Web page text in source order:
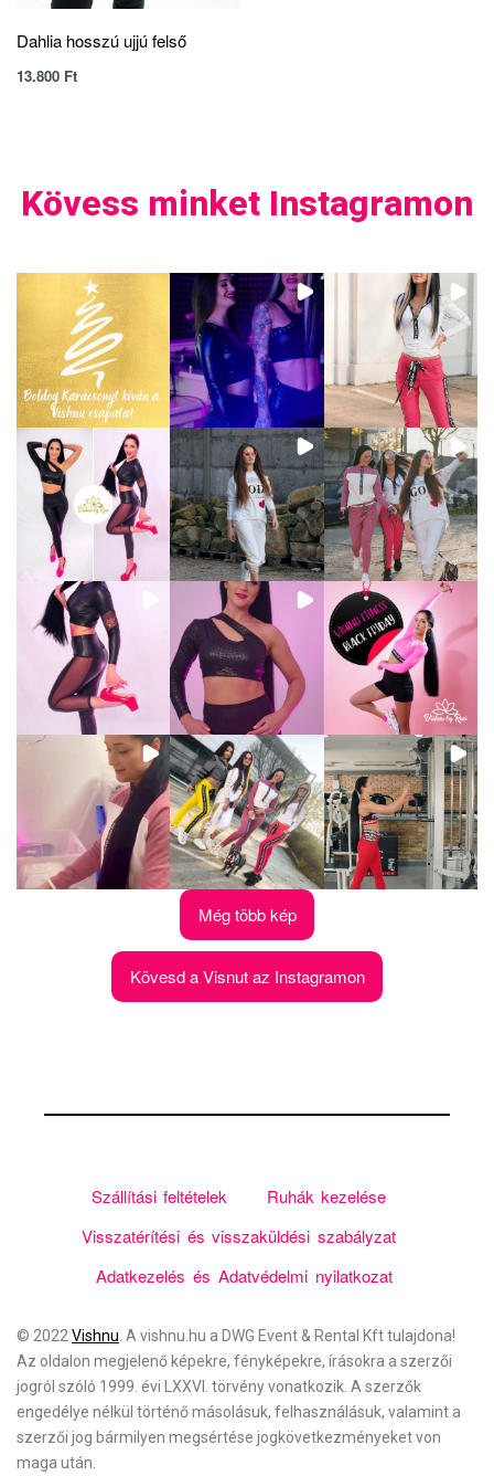
Dahlia hosszú ujjú felső
13.800 Ft
Kövess minket Instagramon
Még több kép
Kövesd a Visnut az Instagramon
Ruhák kezelése
Szállítási feltételek
Visszatérítési és visszaküldési szabályzat
Adatkezelés és Adatvédelmi nyilatkozat
© 2022 Vishnu . A vishnu.hu a DWG Event & Rental Kfttulajdona!
Az oldalon megjelenő képekre, fényképekre, írásokra a szerzői
jogról szóló 1999. évi LXXVI. törvény vonatkozik. A szerzők
engedélye nélkül történő másolásuk, felhasználásuk, valamint a
szerzői jog bármilyen megsértése jogkövetkezményeket von
maga után.